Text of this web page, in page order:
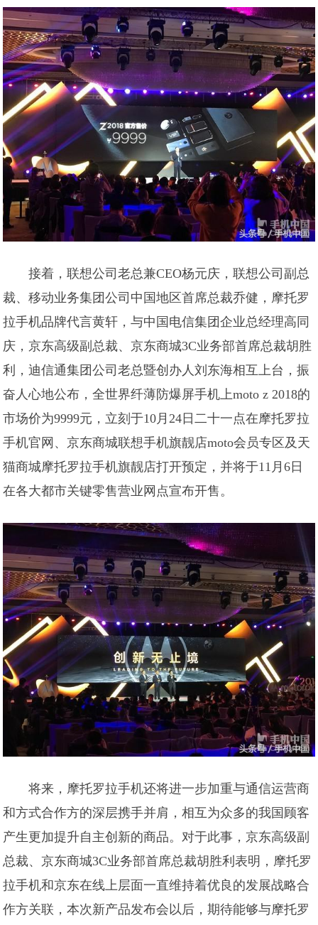
接着，联想公司老总兼CEO杨元庆，联想公司副总
裁、移动业务集团公司中国地区首席总裁乔健，摩托罗
拉手机品牌代言黄轩，与中国电信集团企业总经理高同
庆，京东高级副总裁、京东商城3C业务部首席总裁胡胜
利，迪信通集团公司老总暨创办人刘东海相互上台，振
奋人心地公布，全世界纤薄防爆屏手机上moto z 2018的
市场价为9999元，立刻于10月24日二十一点在摩托罗拉
手机官网、京东商城联想手机旗靓店moto会员专区及天
猫商城摩托罗拉手机旗靓店打开预定，并将于11月6日
在各大都市关键零售营业网点宣布开售。
将来，摩托罗拉手机还将进一步加重与通信运营商
和方式合作方的深层携手并肩，相互为众多的我国顾客
产生更加提升自主创新的商品。对于此事，京东高级副
总裁、京东商城3C业务部首席总裁胡胜利表明，摩托罗
拉手机和京东在线上层面一直维持着优良的发展战略合
作方关联，本次新产品发布会以后，期待能够与摩托罗